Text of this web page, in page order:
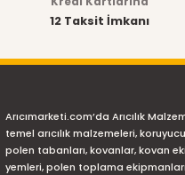
12 Taksit İmkanı
Arıcımarketi.com’da Arıcılık
temel arıcılık malzemeleri,
polen tabanları, kovanlar, kovan
yemleri, polen toplama ekipmanları,